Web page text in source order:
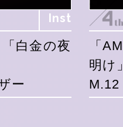
Inst
白金の夜
ー
「
明け